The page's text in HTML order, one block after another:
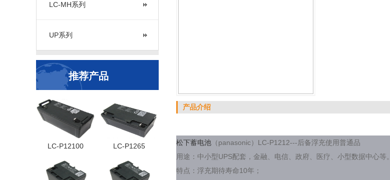
LC-MH系列
UP系列
推荐产品
LC-P12100 LC-P1265
产品介绍
松下蓄电池 （panasonic）LC-P1212---后备浮充使用普通品
用途：中小型UPS配套，金融、电信、政府、医疗、小型数据中心等。
特点：浮充期待寿命10年；